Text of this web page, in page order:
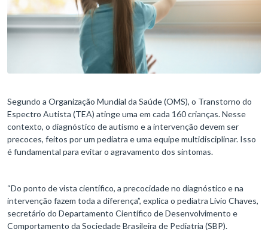
Segundo a Organização Mundial da Saúde (OMS), o Transtorno do
Espectro Autista (TEA) atinge uma em cada 160 crianças. Nesse
contexto, o diagnóstico de autismo e a intervenção devem ser
precoces, feitos por um pediatra e uma equipe multidisciplinar. Isso
é fundamental para evitar o agravamento dos sintomas.
“Do ponto de vista científico, a precocidade no diagnóstico e na
intervenção fazem toda a diferença”, explica o pediatra Lívio Chaves,
secretário do Departamento Científico de Desenvolvimento e
Comportamento da Sociedade Brasileira de Pediatria (SBP).